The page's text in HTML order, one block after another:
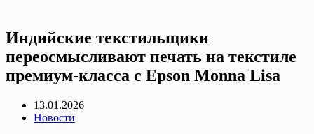
Индийские текстильщики
переосмысливают печать на текстиле
премиум-класса с Epson Monna Lisa
13.01.2026
Новости